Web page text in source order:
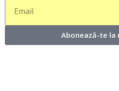
Abonează-te